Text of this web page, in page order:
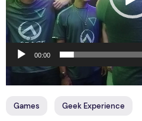
00:00
Games Geek Experience